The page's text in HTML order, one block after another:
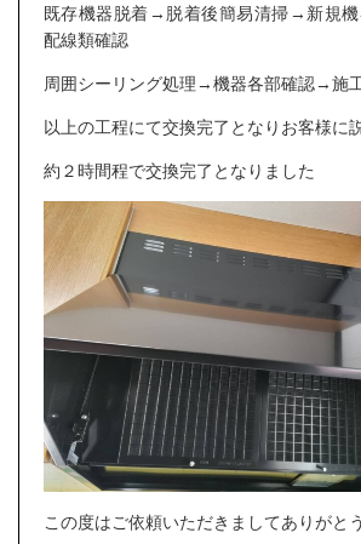
既存機器脱着→脱着後簡易清掃→新規
配線類確認
周囲シーリング処理→機器各部確認→施
以上の工程にて交換完了となりお客様に
約２時間程で交換完了となりました
この度はご依頼いただきましてありがと